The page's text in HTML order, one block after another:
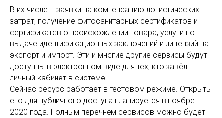
В их числе – заявки на компенсацию логистических
затрат, получение фитосанитарных сертификатов и
сертификатов о происхождении товара, услуги по
выдаче идентификационных заключений и лицензий на
экспорт и импорт. Эти и многие другие сервисы будут
доступны в электронном виде для тех, кто завёл
личный кабинет в системе.
Сейчас ресурс работает в тестовом режиме. Открыть
его для публичного доступа планируется в ноябре
2020 года. Полным перечнем сервисов можно будет